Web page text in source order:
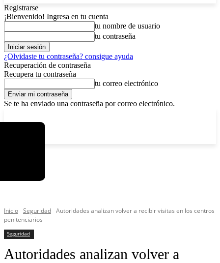
Registrarse
¡Bienvenido! Ingresa en tu cuenta
tu nombre de usuario
tu contraseña
¿Olvidaste tu contraseña? consigue ayuda
Recuperación de contraseña
Recupera tu contraseña
tu correo electrónico
Se te ha enviado una contraseña por correo electrónico.
Inicio Seguridad Autoridades analizan volver a recibir visitas en los centros
penitenciarios
Seguridad
Autoridades analizan volver a